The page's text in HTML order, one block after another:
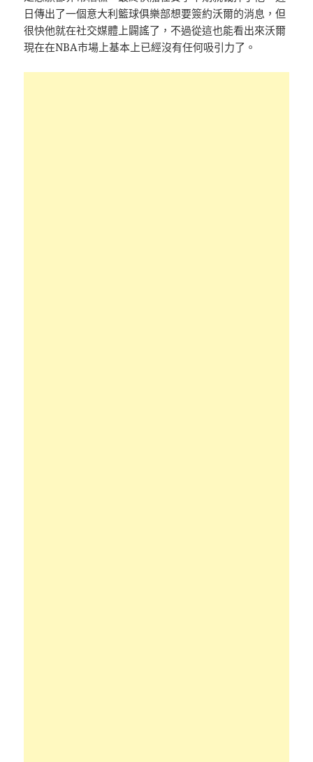
日傳出了一個意大利籃球俱樂部想要簽約沃爾的消息，但
很快他就在社交媒體上闢謠了，不過從這也能看出來沃爾
現在在NBA市場上基本上已經沒有任何吸引力了。